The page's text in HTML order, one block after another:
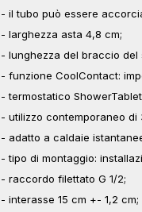
- il tubo può essere
- larghezza asta 4,8 cm;
- lunghezza del braccio del
- funzione CoolContact:
- termostatico
- utilizzo contemporaneo di
- adatto a caldaie
- tipo di montaggio:
- raccordo filettato G 1/2;
- interasse 15 cm +- 1,2 cm;